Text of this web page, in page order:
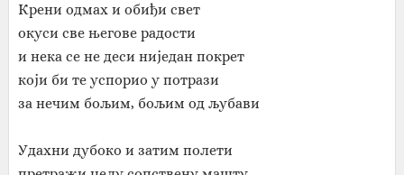
Крени одмах и обиђи свет
окуси све његове радости
и нека се не деси ниједан покрет
који би те успорио у потрази
за нечим бољим, бољим од љубави
Удахни дубоко и затим полети